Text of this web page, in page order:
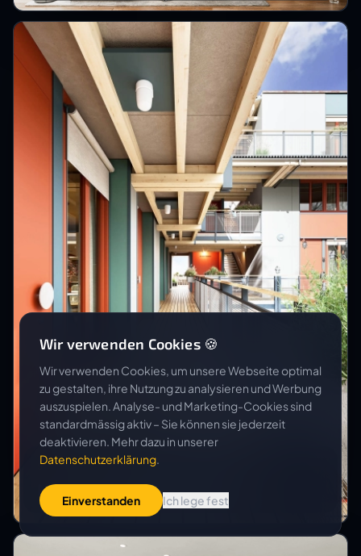
STIFTUNG HABITAT
Neubau Weinlagerstrasse
Wir verwenden Cookies 🍪
Wir verwenden Cookies, um unsere Webseite optimal
zu gestalten, ihre Nutzung zu analysieren und Werbung
auszuspielen. Analyse- und Marketing-Cookies sind
standardmässig aktiv – Sie können sie jederzeit
deaktivieren. Mehr dazu in unserer
Datenschutzerklärung.
Einverstanden Ich lege fest